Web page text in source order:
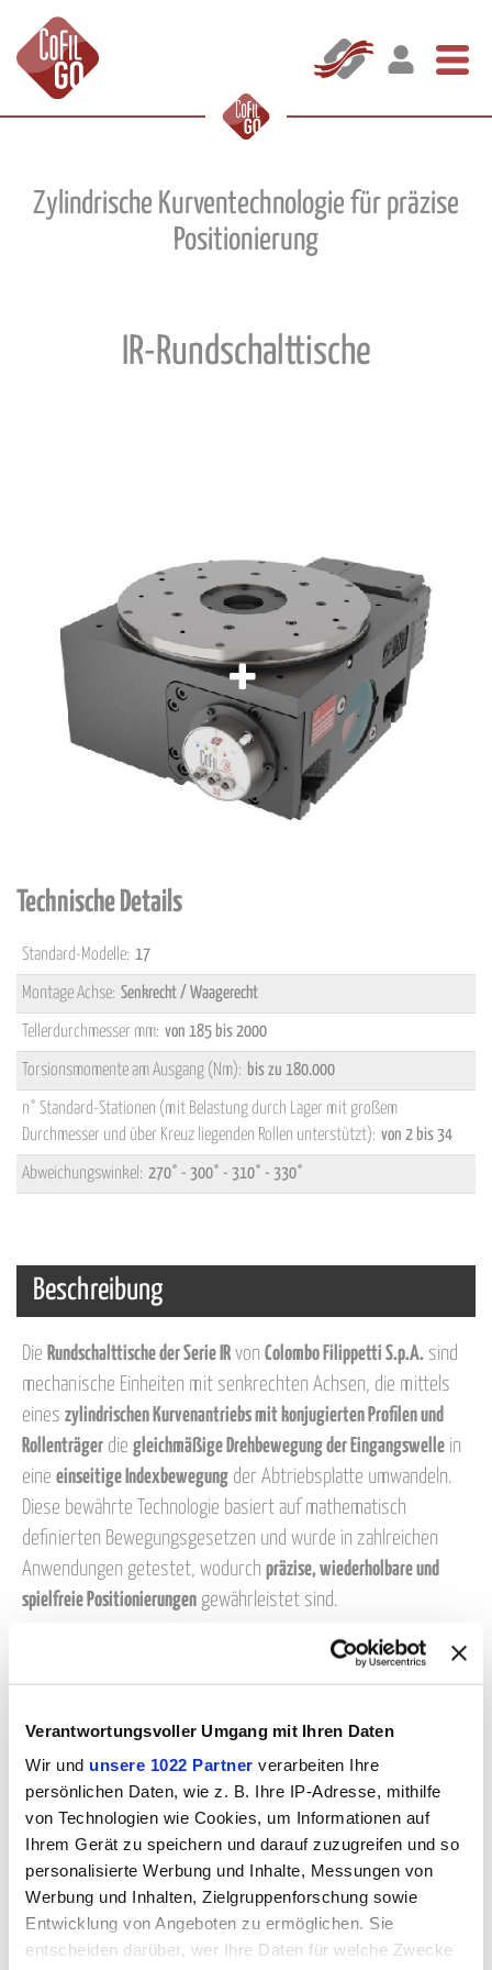
Verantwortungsvoller Umgang mit Ihren Daten
Wir und unsere 1022 Partner verarbeiten Ihre
persönlichen Daten, wie z. B. Ihre IP-Adresse, mithilfe
von Technologien wie Cookies, um Informationen auf
Ihrem Gerät zu speichern und darauf zuzugreifen und so
personalisierte Werbung und Inhalte, Messungen von
Werbung und Inhalten, Zielgruppenforschung sowie
Entwicklung von Angeboten zu ermöglichen. Sie
entscheiden darüber, wer Ihre Daten für welche Zwecke
Zylindrische Kurventechnologie für präzise
Positionierung
IR-Rundschalttische
Technische Details
Standard-Modelle: 17
Montage Achse: Senkrecht / Waagerecht
Tellerdurchmesser mm: von 185 bis 2000
Torsionsmomente am Ausgang (Nm): bis zu 180.000
n° Standard-Stationen (mit Belastung durch Lager mit großem
Durchmesser und über Kreuz liegenden Rollen unterstützt): von 2 bis 34
Abweichungswinkel: 270° - 300° - 310° - 330°
Beschreibung
Die Rundschalttische der Serie IR von Colombo Filippetti S.p.A. sind
mechanische Einheiten mit senkrechten Achsen, die mittels
eines zylindrischen Kurvenantriebs mit konjugierten Profilen und
Rollenträger die gleichmäßige Drehbewegung der Eingangswelle in
eine einseitige Indexbewegung der Abtriebsplatte umwandeln.
Diese bewährte Technologie basiert auf mathematisch
definierten Bewegungsgesetzen und wurde in zahlreichen
Anwendungen getestet, wodurch präzise, wiederholbare und
spielfreie Positionierungen gewährleistet sind.
Moderne Entwicklungsmethoden, hochwertige Fertigung und
hohe Robustheit,
kompakten und steifen Bauweise lassen sich die IR-
Rundschalttische problemlos in moderne mechatronische
Systeme integrieren und bieten wartungsarme, zuverlässige
Leistung.
Wesentliche Vorteile der IR-Serie:
•Präzise und wiederholbare, spielfreie Positionierung
•Ruhiger und leiser Bewegungsablauf bei allen Geschwindigkeiten